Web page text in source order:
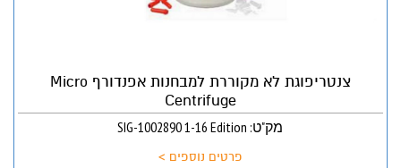
צנטריפוגת לא מקוררת למבחנות אפנדורף Micro
Centrifuge
מק"ט: SIG-1002890 1-16 Edition
פרטים נוספים >